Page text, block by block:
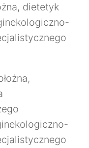
dietetyk